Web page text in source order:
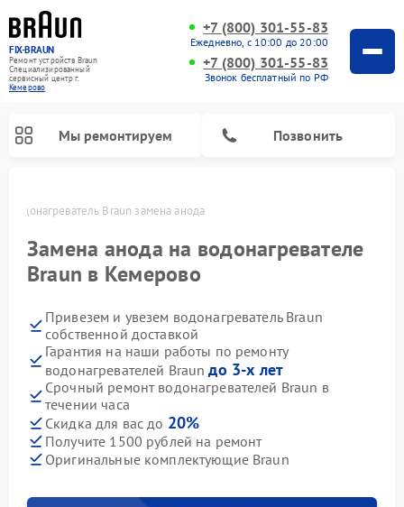
FIX-BRAUN
Ремонт устройств Braun
Специализированный
cервисный центр г.
Кемерово
+7 (800) 301-55-83
Ежедневно, с 10:00 до 20:00
+7 (800) 301-55-83
Звонок бесплатный по РФ
Мы ремонтируем Позвонить
Водонагреватель Braun замена анода
Замена анода на водонагревателе
Braun в Кемерово
Привезем и увезем водонагреватель Braun
собственной доставкой
Гарантия на наши работы по ремонту
водонагревателей Braunдо 3-х лет
Срочный ремонт водонагревателей Braun в
течении часа
Скидка для вас до 20%
Получите 1500 рублей на ремонт
Оригинальные комплектующие Braun